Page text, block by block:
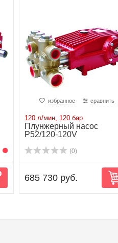
избранное сравнить
120 л/мин, 120 бар
Плунжерный насос
P52/120-120V
(0)
685 730 руб.